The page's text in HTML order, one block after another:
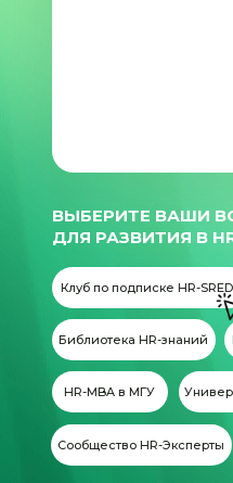
ВЫБЕРИТЕ ВАШИ
ДЛЯ РАЗВИТИЯ В
Клуб по подписке HR-
Библиотека HR-знаний
Сообщество HR-Эксперты
HR-MBA в МГУ